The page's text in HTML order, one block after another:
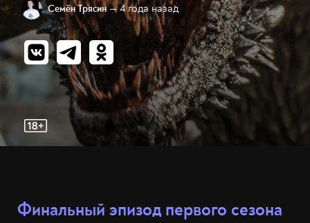
Семён Трясин — 4 года назад
Финальный эпизод первого сезона